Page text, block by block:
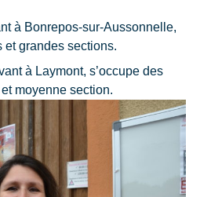
à Bonrepos-sur-Aussonnelle,
et grandes sections.
à Laymont, s’occupe des
moyenne section.